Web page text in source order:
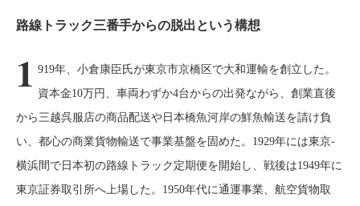
路線トラック三番手からの脱出という構想
1 919年、小倉康臣氏が東京市京橋区で大和運輸を創立した。
資本金10万円、車両わずか4台からの出発ながら、創業直後
から三越呉服店の商品配送や日本橋魚河岸の鮮魚輸送を請け負
い、都心の商業貨物輸送で事業基盤を固めた。1929年には東京-
横浜間で日本初の路線トラック定期便を開始し、戦後は1949年に
東京証券取引所へ上場した。1950年代に通運事業、航空貨物取